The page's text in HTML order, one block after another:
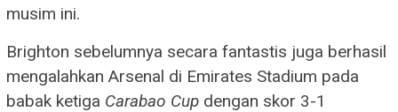
musim ini.
Brighton sebelumnya secara fantastis juga berhasil
mengalahkan Arsenal di Emirates Stadium pada
babak ketiga Carabao Cup dengan skor 3-1